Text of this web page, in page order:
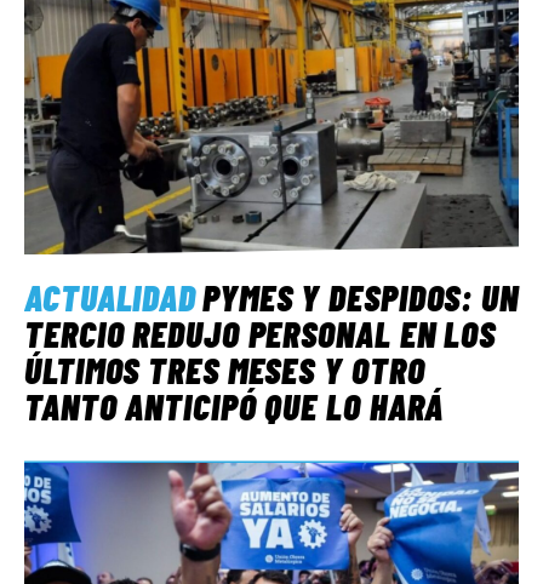
ACTUALIDADPYMES Y DESPIDOS: UN
TERCIO REDUJO PERSONAL EN LOS
ÚLTIMOS TRES MESES Y OTRO
TANTO ANTICIPÓ QUE LO HARÁ